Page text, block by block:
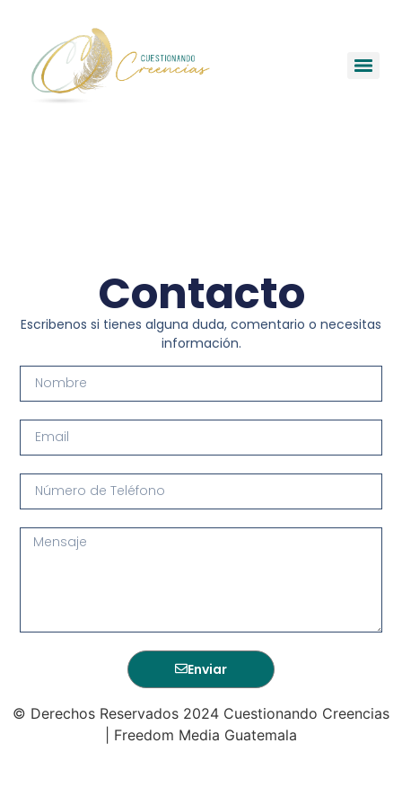
Contacto
Escribenos si tienes alguna duda, comentario o necesitas
información.
Enviar
© Derechos Reservados 2024 Cuestionando Creencias
| Freedom Media Guatemala